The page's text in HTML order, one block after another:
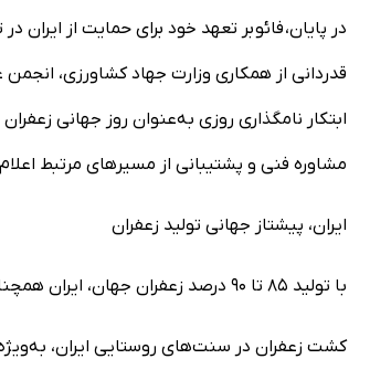
در پایان، فائو بر تعهد خود برای حمایت از
قدردانی از همکاری وزارت جهاد کشاورزی،
ابتکار نامگذاری روزی به‌عنوان روز جهانی
مشاوره فنی و پشتیبانی از مسیرهای مرتبط
ایران، پیشتاز جهانی تولید زعفران
با تولید ۸۵ تا ۹۰ درصد زعفران جهان، ایران همچنان پیشتاز جهانی و تعیین‌کننده معیارهای کیفیت در این محصول راهبردی است.
کشت زعفران در سنت‌های روستایی ایران،